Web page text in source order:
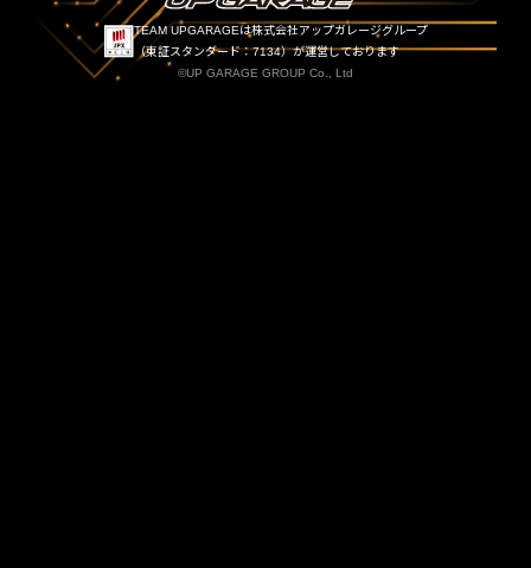
TEAM UPGARAGEは株式会社アップガレージグループ
（東証スタンダード：7134）が運営しております
©UP GARAGE GROUP Co., Ltd